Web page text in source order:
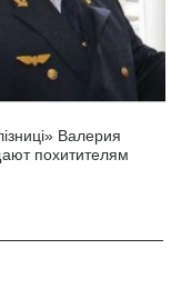
Валерия
похитителям